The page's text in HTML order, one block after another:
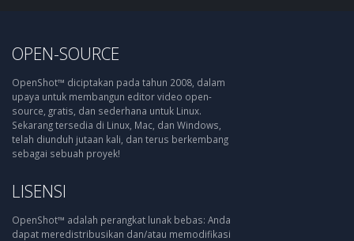
OPEN-SOURCE
OpenShot™ diciptakan pada tahun 2008, dalam
upaya untuk membangun editor video open-
source, gratis, dan sederhana untuk Linux.
Sekarang tersedia di Linux, Mac, dan Windows,
telah diunduh jutaan kali, dan terus berkembang
sebagai sebuah proyek!
LISENSI
OpenShot™ adalah perangkat lunak bebas: Anda
dapat meredistribusikan dan/atau memodifikasi